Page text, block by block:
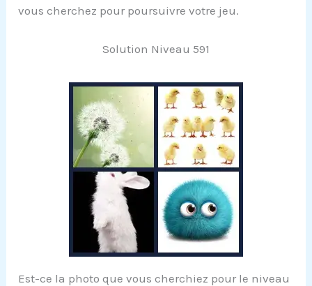
vous cherchez pour poursuivre votre jeu.
Solution Niveau 591
Est-ce la photo que vous cherchiez pour le niveau